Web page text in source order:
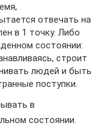
отвечать на
в 1 точку. Либо
состоянии:
строит
людей и быть
поступки.
в
состоянии.